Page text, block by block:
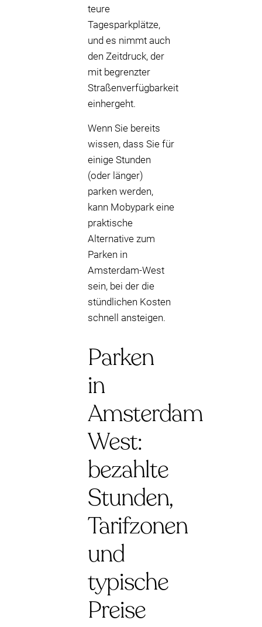
teure
Tagesparkplätze,
und es nimmt auch
den Zeitdruck, der
mit begrenzter
Straßenverfügbarkeit
einhergeht.
Wenn Sie bereits
wissen, dass Sie für
einige Stunden
(oder länger)
parken werden,
kann Mobypark eine
praktische
Alternative zum
Parken in
Amsterdam-West
sein, bei der die
stündlichen Kosten
schnell ansteigen.
Parken
in
Amsterdam
West:
bezahlte
Stunden,
Tarifzonen
und
typische
Preise